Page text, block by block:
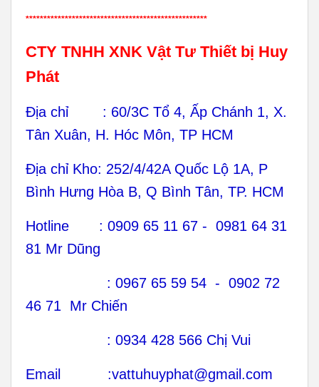
***************************************************
CTY TNHH XNK Vật Tư Thiết bị Huy
Phát
Địa chỉ : 60/3C Tổ 4, Ấp Chánh 1, X.
Tân Xuân, H. Hóc Môn, TP HCM
Địa chỉ Kho: 252/4/42A Quốc Lộ 1A, P
Bình Hưng Hòa B, Q Bình Tân, TP. HCM
Hotline : 0909 65 11 67 - 0981 64 31
81 Mr Dũng
: 0967 65 59 54 - 0902 72
46 71 Mr Chiến
: 0934 428 566 Chị Vui
Email :vattuhuyphat@gmail.com